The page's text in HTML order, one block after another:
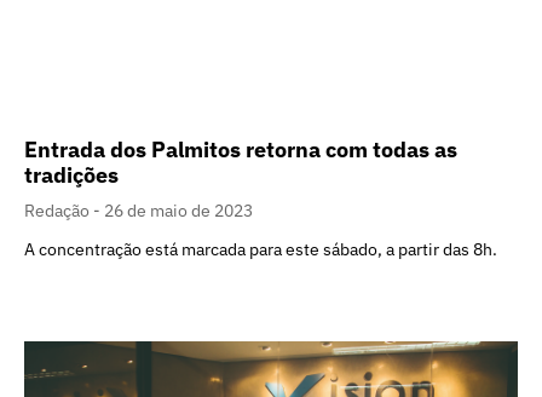
Entrada dos Palmitos retorna com todas as
tradições
Redação
26 de maio de 2023
A concentração está marcada para este sábado, a partir das 8h.